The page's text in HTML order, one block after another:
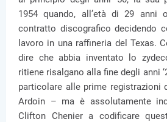
1954 quando, all’età di 29 anni
contratto discografico decidendo
lavoro in una raffineria del Texas.
dire che abbia inventato lo
ritiene risalgano alla fine degli anni
particolare alle prime registrazioni
Ardoin – ma è assolutamente
Clifton Chenier a codificare